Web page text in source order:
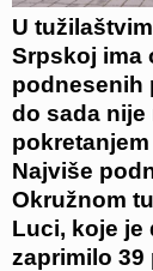
U
Srpskoj ima
podnesenih
do sada nije
Najviše
Okružnom
Luci, koje je
zaprimilo 39